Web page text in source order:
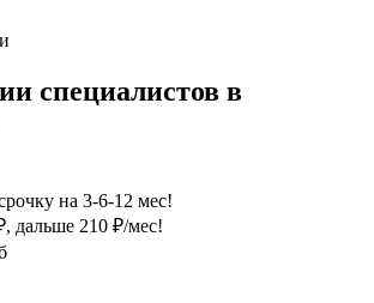
специалистов в
на 3-6-12 мес!
, дальше 210 ₽/мес!